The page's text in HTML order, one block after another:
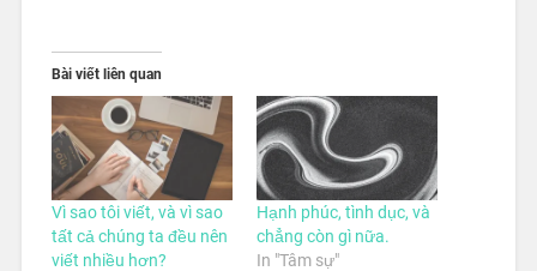
Bài viết liên quan
Vì sao tôi viết, và vì sao
tất cả chúng ta đều nên
viết nhiều hơn?
Hạnh phúc, tình dục, và
chẳng còn gì nữa.
In "Tâm sự"